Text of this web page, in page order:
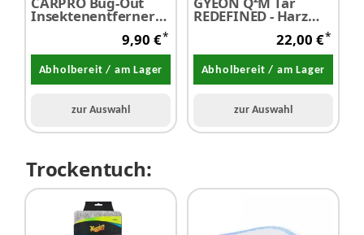
Insektenentferner
9,90 €*
Abholbereit / am Lager
zur Auswahl
REDEFINED - Harz
Klebstoffentferner
500 ml
22,00 €*
Abholbereit / am Lager
zur Auswahl
Trockentuch: